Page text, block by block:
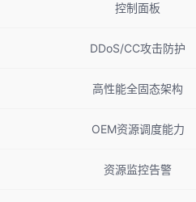
控制面板
DDoS/CC攻击防护
高性能全固态架构
OEM资源调度能力
资源监控告警